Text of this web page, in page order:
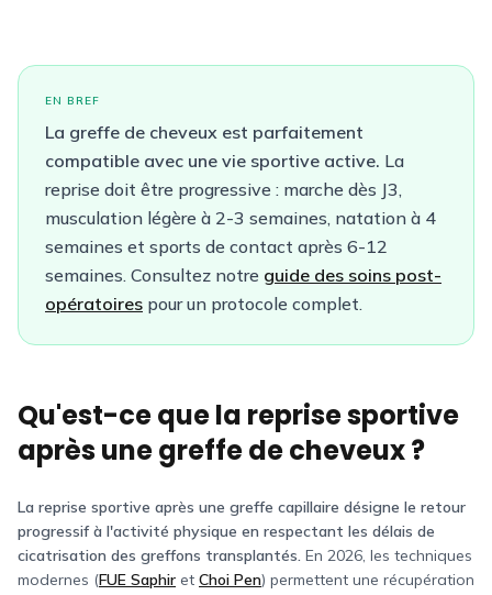
EN BREF
La greffe de cheveux est parfaitement
compatible avec une vie sportive active. La
reprise doit être progressive : marche dès J3,
musculation légère à 2-3 semaines, natation à 4
semaines et sports de contact après 6-12
semaines. Consultez notre guide des soins post-
opératoires pour un protocole complet.
Qu'est-ce que la reprise sportive
après une greffe de cheveux ?
La reprise sportive après une greffe capillaire désigne le retour
progressif à l'activité physique en respectant les délais de
cicatrisation des greffons transplantés. En 2026, les techniques
modernes (FUE Saphir et Choi Pen) permettent une récupération